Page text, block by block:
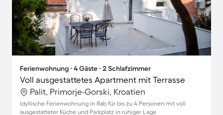
Ferienwohnung ∙ 4 Gäste ∙ 2 Schlafzimmer
Voll ausgestattetes Apartment mit Terrasse
Palit, Primorje-Gorski, Kroatien
Idyllische Ferienwohnung in Rab für bis zu 4 Personen mit voll
ausgestatteter Küche und Parkplatz in ruhiger Lage